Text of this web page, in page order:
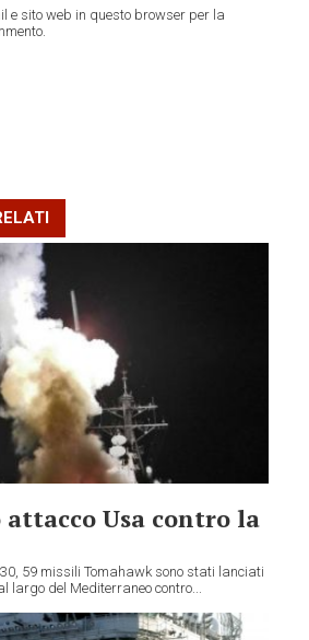
e sito web in questo browser per la
attacco Usa contro la
59 missili Tomahawk sono stati lanciati
largo del Mediterraneo contro...